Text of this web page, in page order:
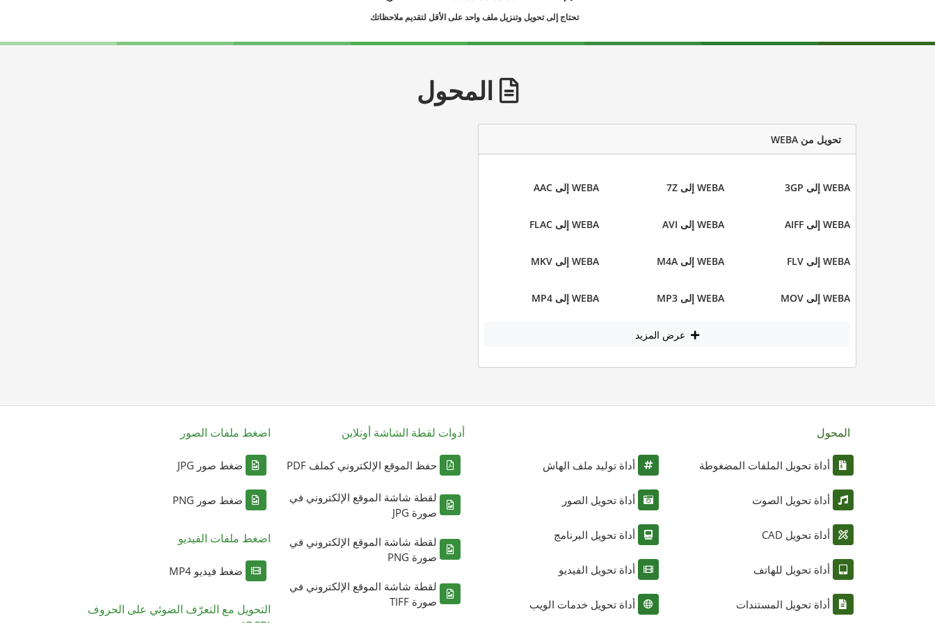
تحتاج إلى تحويل وتنزيل ملف واحد على الأقل لتقديم ملاحظاتك
المحول
تحويل من WEBA
WEBA إلى 3GP WEBA إلى 7Z WEBA إلى AAC
WEBA إلى AIFF WEBA إلى AVI WEBA إلى FLAC
WEBA إلى FLV WEBA إلى M4A WEBA إلى MKV
WEBA إلى MOV WEBA إلى MP3 WEBA إلى MP4
عرض المزيد
المحول
أداة تحويل الملفات المضغوطة
أداة تحويل الصوت
أداة تحويل CAD
أداة تحويل للهاتف
أداة تحويل المستندات
أداة توليد ملف الهاش
أداة تحويل الصور
أداة تحويل البرنامج
أداة تحويل الفيديو
أداة تحويل خدمات الويب
أدوات لقطة الشاشة أونلاين
حفظ الموقع الإلكتروني كملف PDF
لقطة شاشة الموقع الإلكتروني في
صورة JPG
لقطة شاشة الموقع الإلكتروني في
صورة PNG
لقطة شاشة الموقع الإلكتروني في
صورة TIFF
اضغط ملفات الصور
ضغط صور JPG
ضغط صور PNG
اضغط ملفات الفيديو
ضغط فيديو MP4
التحويل مع التعرّف الضوئي على الحروف